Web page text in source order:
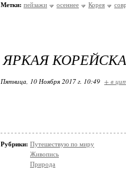
Метки: пейзажи осеннее Корея
ЯРКАЯ
Пятница, 10 Ноября 2017 г. 10:49 + в
Рубрики: Путешествую по миру
Живопись
Природа